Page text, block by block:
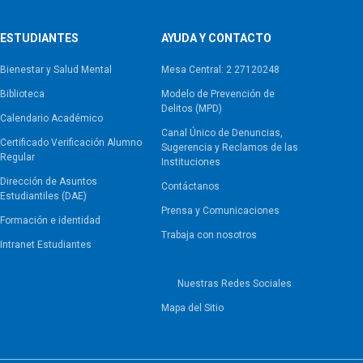
ESTUDIANTES
Bienestar y Salud Mental
Biblioteca
Calendario Académico
Certificado Verificación Alumno
Regular
Dirección de Asuntos
Estudiantiles (DAE)
Formación e identidad
Intranet Estudiantes
AYUDA Y CONTACTO
Mesa Central: 2 27120248
Modelo de Prevención de
Delitos (MPD)
Canal Único de Denuncias,
Sugerencia y Reclamos de las
Instituciones
Contáctanos
Prensa y Comunicaciones
Trabaja con nosotros
Nuestras Redes Sociales
Mapa del Sitio